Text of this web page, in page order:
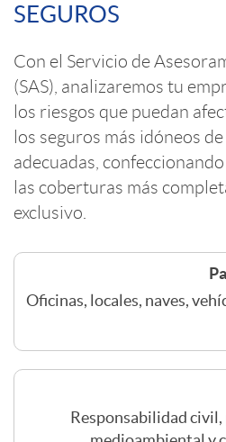
c
i
o
n
E
m
p
o
n
t
e
n
i
d
SEGUROS
Con el Servicio de
(SAS), analizaremos tu
los riesgos que puedan
los seguros más idóneos
adecuadas,
las coberturas más
exclusivo.
Oficinas, locales, naves,
Responsabilidad